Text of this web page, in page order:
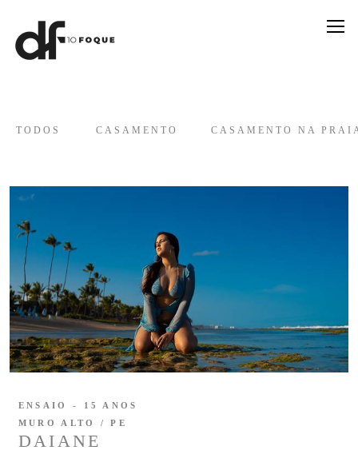
TODOS CASAMENTO CASAMENTO NA
DAIANE
ENSAIO - 15 ANOS
MURO ALTO / PE